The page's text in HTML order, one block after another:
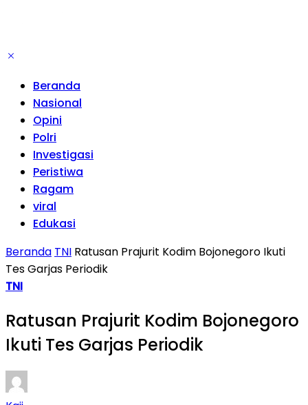
Beranda
Nasional
Opini
Polri
Investigasi
Peristiwa
Ragam
viral
Edukasi
Beranda TNI Ratusan Prajurit Kodim Bojonegoro Ikuti
Tes Garjas Periodik
TNI
Ratusan Prajurit Kodim Bojonegoro
Ikuti Tes Garjas Periodik